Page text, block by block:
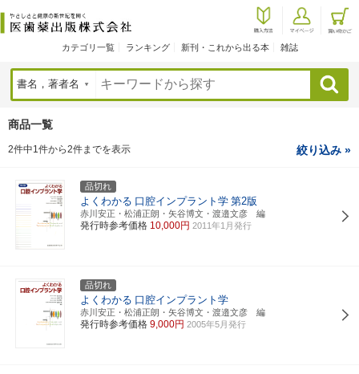
カテゴリ一覧 ランキング 新刊・これから出る本 雑誌
検索
商品一覧
2件中1件から2件までを表示 絞り込み »
品切れ
よくわかる 口腔インプラント学 第2版
赤川安正・松浦正朗・矢谷博文・渡邉文彦 編
発行時参考価格 10,000円 2011年1月発行
品切れ
よくわかる 口腔インプラント学
赤川安正・松浦正朗・矢谷博文・渡邉文彦 編
発行時参考価格 9,000円 2005年5月発行